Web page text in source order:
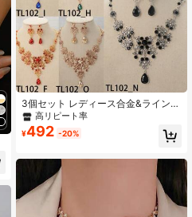
3個セット レディース合金&ラインス
トーン フラワーデザイン ネックレス
&ピアスセット、ブライダル ウェデ
ィングパーティー ジュエリー装飾 ロ
ー
高リピート率
¥492 -20%